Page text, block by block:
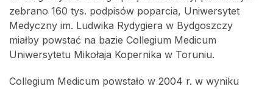
zebrano 160 tys. podpisów poparcia, Uniwersytet
Medyczny im. Ludwika Rydygiera w Bydgoszczy
miałby powstać na bazie Collegium Medicum
Uniwersytetu Mikołaja Kopernika w Toruniu.
Collegium Medicum powstało w 2004 r. w wyniku